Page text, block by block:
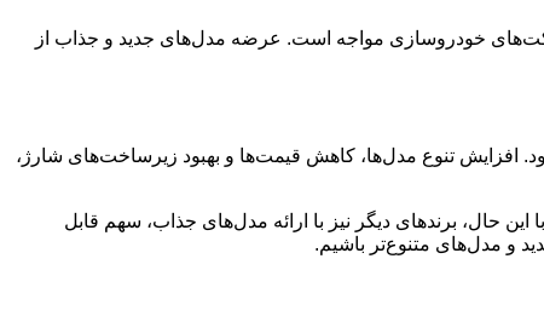
خودروسازی مواجه است. عرضه مدل‌های جدید و جذاب از
افزایش تنوع مدل‌ها، کاهش قیمت‌ها و بهبود زیرساخت‌های شارژ،
حفظ کند. با این حال، برندهای دیگر نیز با ارائه مدل‌های جذاب، سهم قابل
و مدل‌های متنوع‌تر باشیم.